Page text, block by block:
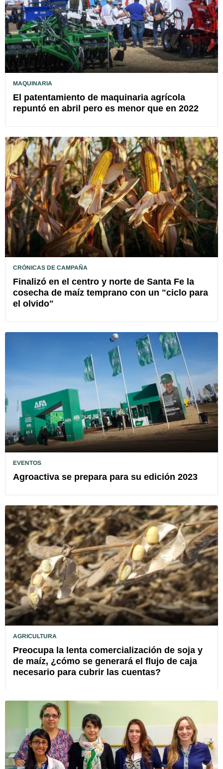
MAQUINARIA
El patentamiento de maquinaria agrícola
repuntó en abril pero es menor que en 2022
CRÓNICAS DE CAMPAÑA
Finalizó en el centro y norte de Santa Fe la
cosecha de maíz temprano con un "ciclo para
el olvido"
EVENTOS
Agroactiva se prepara para su edición 2023
AGRICULTURA
Preocupa la lenta comercialización de soja y
de maíz, ¿cómo se generará el flujo de caja
necesario para cubrir las cuentas?